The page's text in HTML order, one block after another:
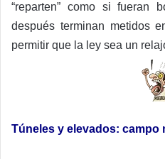
“reparten” como si fueran
después terminan metidos
permitir que la ley sea un
Túneles y elevados: campo